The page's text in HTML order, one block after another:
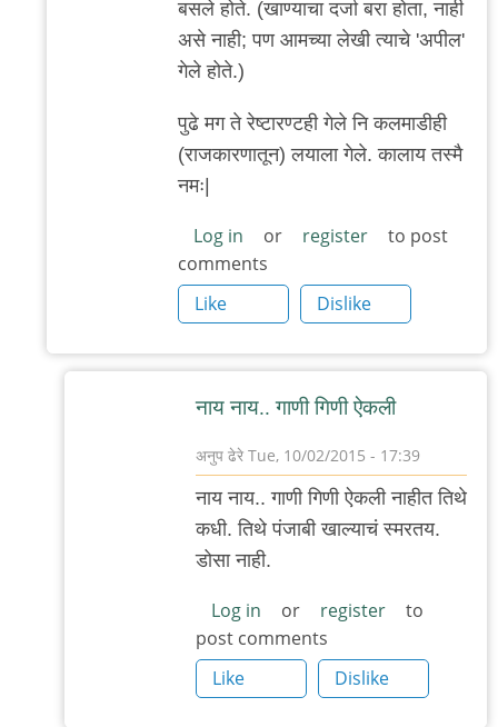
बसले होते. (खाण्याचा दर्जा बरा होता, नाही
असे नाही; पण आमच्या लेखी त्याचे 'अपील'
गेले होते.)
पुढे मग ते रेष्टारण्टही गेले नि कलमाडीही
(राजकारणातून) लयाला गेले. कालाय तस्मै
नमः|
Log in or register
to post
comments
Like
Dislike
नाय नाय.. गाणी गिणी ऐकली
अनुप ढेरे Tue, 10/02/2015 - 17:39
In
reply
to
'पीसीएच'...
by
'न'वी
बाजू
नाय नाय.. गाणी गिणी ऐकली नाहीत तिथे
कधी. तिथे पंजाबी खाल्याचं स्मरतय.
डोसा नाही.
Log in or register
to
post comments
Like
Dislike